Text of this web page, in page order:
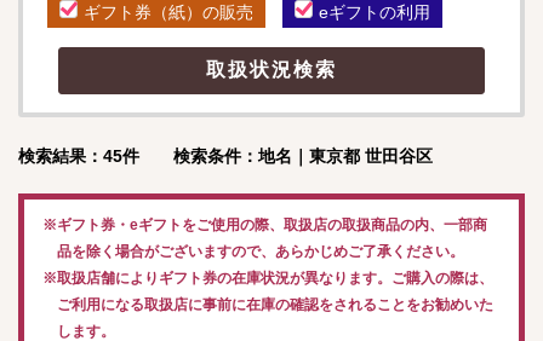
ギフト券（紙）の販売 eギフトの利用
検索結果：45件 検索条件：地名｜東京都 世田谷区
※ギフト券・eギフトをご使用の際、取扱店の取扱商品の内、一部商
品を除く場合がございますので、あらかじめご了承ください。
※取扱店舗によりギフト券の在庫状況が異なります。ご購入の際は、
ご利用になる取扱店に事前に在庫の確認をされることをお勧めいた
します。